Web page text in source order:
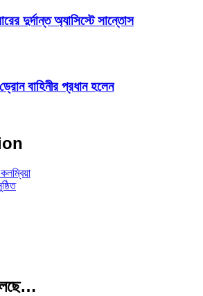
দুর্দান্ত অ্যাসিস্টে সান্তোস
বাহিনীর প্রধান হলেন